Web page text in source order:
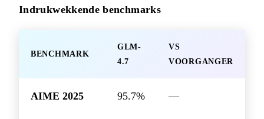
Indrukwekkende benchmarks
BENCHMARK
GLM-
4.7
VS
VOORGANGER
AIME 2025 95.7% —